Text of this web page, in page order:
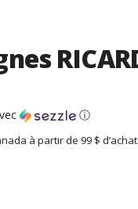
ⓘ
à partir de 99 $ d’achat